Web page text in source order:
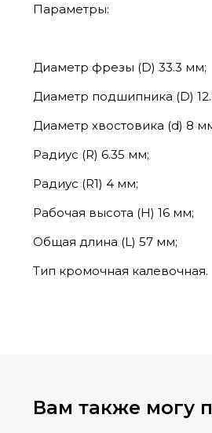
Параметры:
Диаметр фрезы (D) 33.3 мм;
Диаметр подшипника (D)
Диаметр хвостовика (d) 8
Радиус (R) 6.35 мм;
Радиус (R1) 4 мм;
Рабочая высота (Н) 16 мм;
Общая длина (L) 57 мм;
Тип кромочная калевочная.
Вам также могу